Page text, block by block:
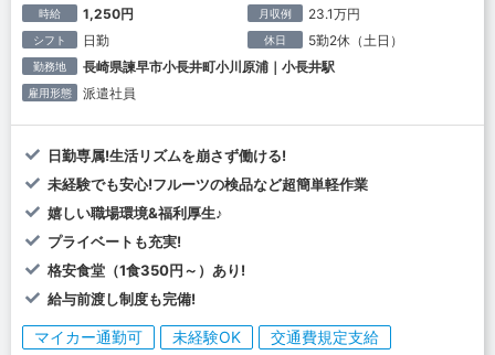
時給 1,250円 月収例 23.1万円
シフト 日勤 休日 5勤2休（土日）
勤務地 長崎県諫早市小長井町小川原浦｜小長井駅
雇用形態 派遣社員
日勤専属!生活リズムを崩さず働ける!
未経験でも安心!フルーツの検品など超簡単軽作業
嬉しい職場環境&福利厚生♪
プライベートも充実!
格安食堂（1食350円～）あり!
給与前渡し制度も完備!
マイカー通勤可 未経験OK
交通費規定支給